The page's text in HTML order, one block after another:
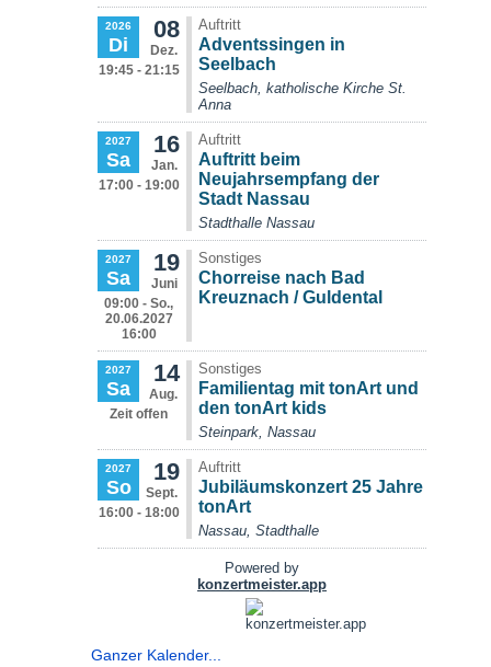
Ganzer Kalender...